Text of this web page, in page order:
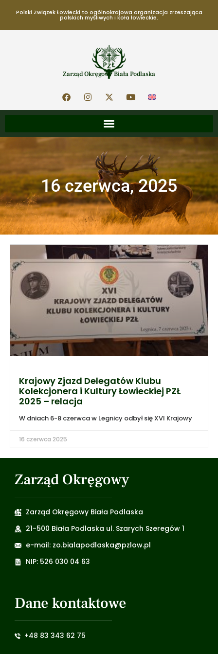
Polski Związek Łowiecki to ogólnokrajowa organizacja zrzeszająca
polskich myśliwych i koła łowieckie.
Zarząd Okręgowy Biała Podlaska
16 czerwca, 2025
Krajowy Zjazd Delegatów Klubu
Kolekcjonera i Kultury Łowieckiej PZŁ
2025 – relacja
W dniach 6-8 czerwca w Legnicy odbył się XVI Krajowy
16 czerwca 2025
Zarząd Okręgowy
Zarząd Okręgowy Biała Podlaska
21-500 Biała Podlaska ul. Szarych Szeregów 1
e-mail: zo.bialapodlaska@pzlow.pl
NIP: 526 030 04 63
Dane kontaktowe
+48 83 343 62 75